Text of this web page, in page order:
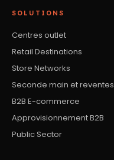
SOLUTIONS
Centres outlet
Retail Destinations
Store Networks
Seconde main et reventes
B2B E-commerce
Approvisionnement B2B
Public Sector